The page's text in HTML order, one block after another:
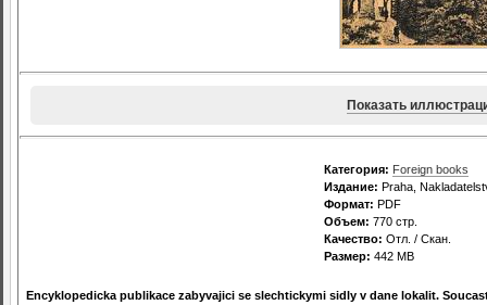
Показать
Категория: Foreign books
Издание: Praha,
Формат: PDF
Объем: 770 стр.
Качество: Отл. / Скан.
Размер: 442 MB
Encyklopedicka publikace zabyvajici se slechtickymi sidly v dane lokalit.